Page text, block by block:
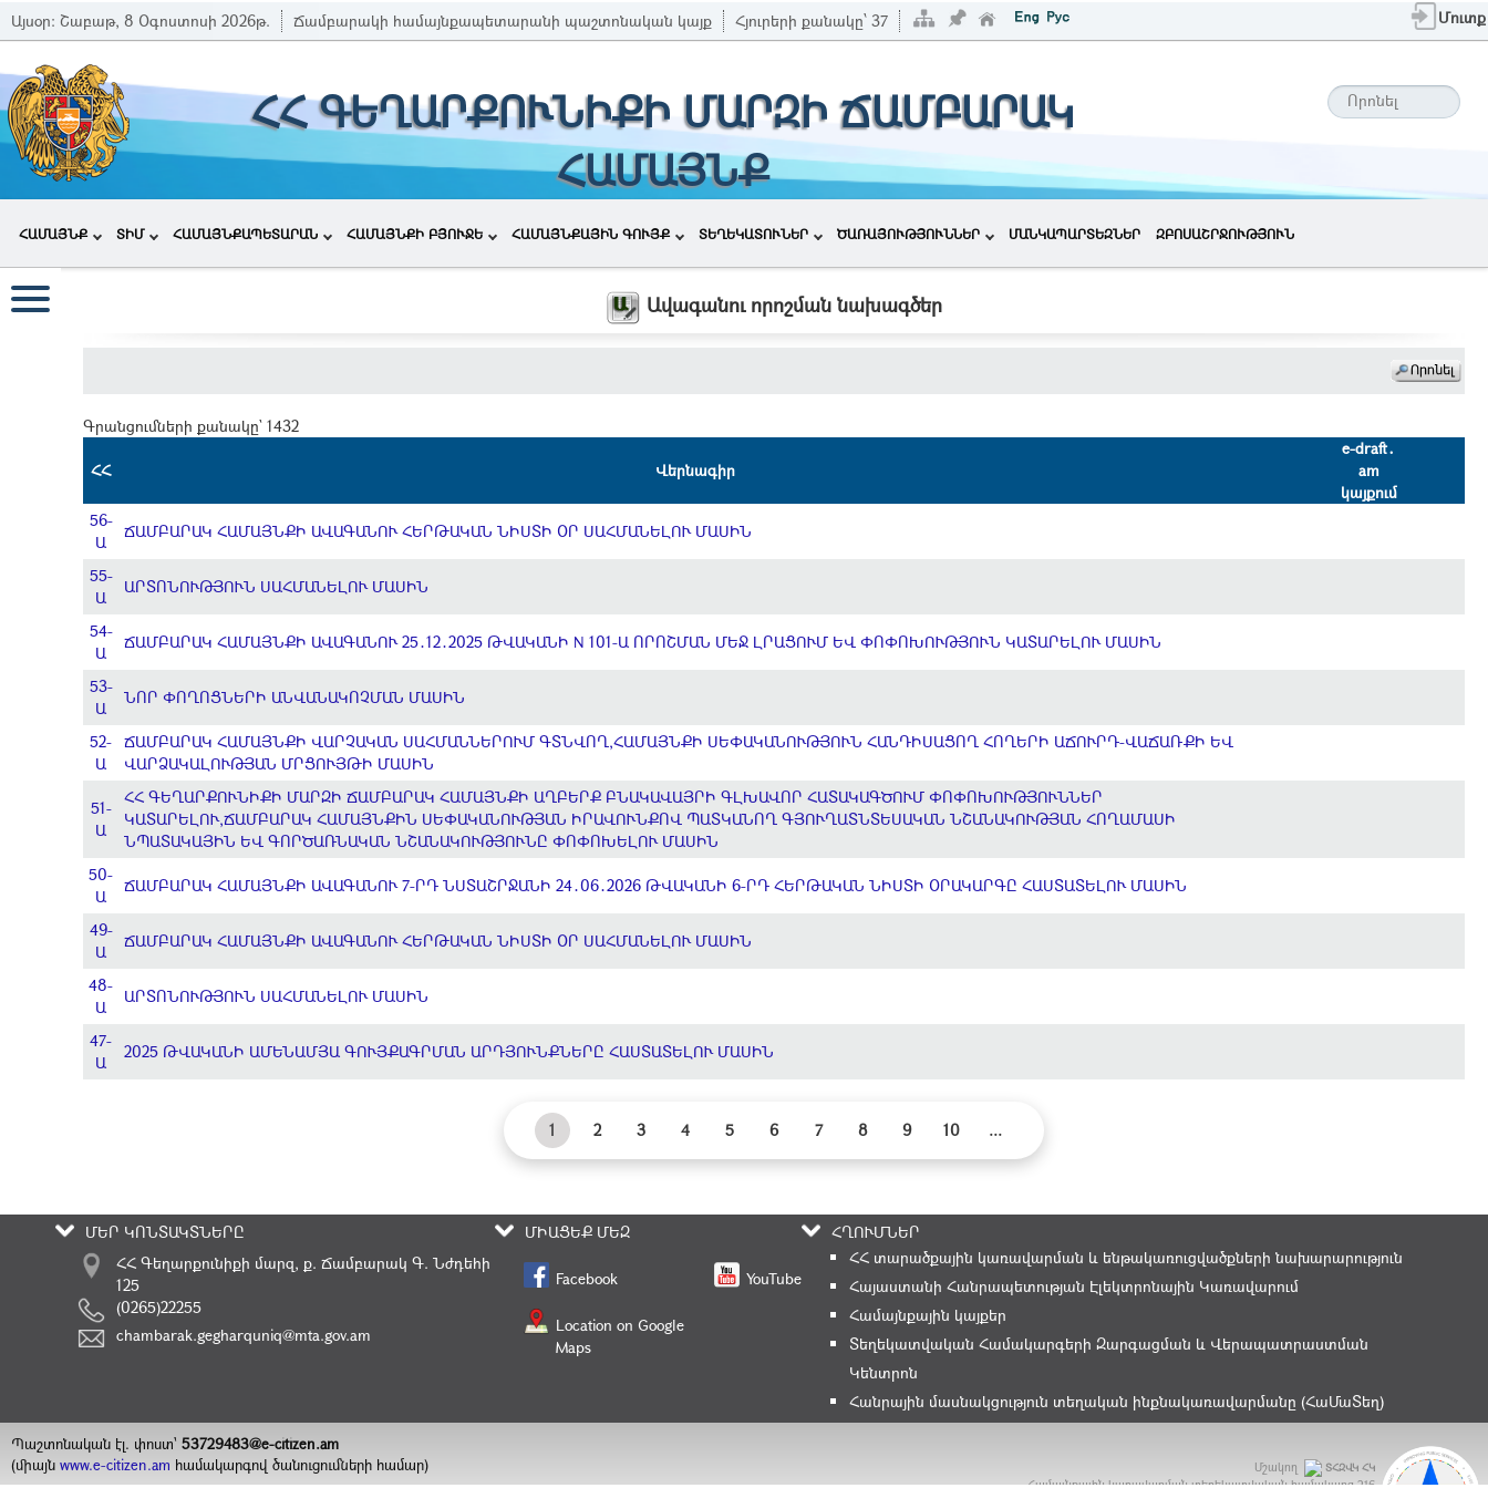
Այսօր: Շաբաթ, 8 Օգոստոսի 2026թ. Ճամբարակի համայնքապետարանի պաշտոնական կայք Հյուրերի քանակը՝ 37 Մուտք
ՀՀ ԳԵՂԱՐՔՈՒՆԻՔԻ ՄԱՐԶԻ ՃԱՄԲԱՐԱԿ
ՀԱՄԱՅՆՔ
ՀԱՄԱՅՆՔ ՏԻՄ ՀԱՄԱՅՆՔԱՊԵՏԱՐԱՆ ՀԱՄԱՅՆՔԻ ԲՅՈՒՋԵ ՀԱՄԱՅՆՔԱՅԻՆ ԳՈՒՅՔ ՏԵՂԵԿԱՏՈՒՆԵՐ ԾԱՌԱՅՈՒԹՅՈՒՆՆԵՐ ՄԱՆԿԱՊԱՐՏԵԶՆԵՐ ԶԲՈՍԱՇՐՋՈՒԹՅՈՒՆ
Ավագանու որոշման նախագծեր
Գրանցումների քանակը` 1432
ՀՀ Վերնագիր
e-draft․
am
կայքում
56-
Ա
ՃԱՄԲԱՐԱԿ ՀԱՄԱՅՆՔԻ ԱՎԱԳԱՆՈՒ ՀԵՐԹԱԿԱՆ ՆԻՍՏԻ ՕՐ ՍԱՀՄԱՆԵԼՈՒ ՄԱՍԻՆ
55-
Ա
ԱՐՏՈՆՈՒԹՅՈՒՆ ՍԱՀՄԱՆԵԼՈՒ ՄԱՍԻՆ
54-
Ա
ՃԱՄԲԱՐԱԿ ՀԱՄԱՅՆՔԻ ԱՎԱԳԱՆՈՒ 25․12․2025 ԹՎԱԿԱՆԻ N 101-Ա ՈՐՈՇՄԱՆ ՄԵՋ ԼՐԱՑՈՒՄ ԵՎ ՓՈՓՈԽՈՒԹՅՈՒՆ ԿԱՏԱՐԵԼՈՒ ՄԱՍԻՆ
53-
Ա
ՆՈՐ ՓՈՂՈՑՆԵՐԻ ԱՆՎԱՆԱԿՈՉՄԱՆ ՄԱՍԻՆ
52-
Ա
ՃԱՄԲԱՐԱԿ ՀԱՄԱՅՆՔԻ ՎԱՐՉԱԿԱՆ ՍԱՀՄԱՆՆԵՐՈՒՄ ԳՏՆՎՈՂ,ՀԱՄԱՅՆՔԻ ՍԵՓԱԿԱՆՈՒԹՅՈՒՆ ՀԱՆԴԻՍԱՑՈՂ ՀՈՂԵՐԻ ԱՃՈՒՐԴ-ՎԱՃԱՌՔԻ ԵՎ
ՎԱՐՁԱԿԱԼՈՒԹՅԱՆ ՄՐՑՈՒՅԹԻ ՄԱՍԻՆ
51-
Ա
ՀՀ ԳԵՂԱՐՔՈՒՆԻՔԻ ՄԱՐԶԻ ՃԱՄԲԱՐԱԿ ՀԱՄԱՅՆՔԻ ԱՂԲԵՐՔ ԲՆԱԿԱՎԱՅՐԻ ԳԼԽԱՎՈՐ ՀԱՏԱԿԱԳԾՈՒՄ ՓՈՓՈԽՈՒԹՅՈՒՆՆԵՐ
ԿԱՏԱՐԵԼՈՒ,ՃԱՄԲԱՐԱԿ ՀԱՄԱՅՆՔԻՆ ՍԵՓԱԿԱՆՈՒԹՅԱՆ ԻՐԱՎՈՒՆՔՈՎ ՊԱՏԿԱՆՈՂ ԳՅՈՒՂԱՏՆՏԵՍԱԿԱՆ ՆՇԱՆԱԿՈՒԹՅԱՆ ՀՈՂԱՄԱՍԻ
ՆՊԱՏԱԿԱՅԻՆ ԵՎ ԳՈՐԾԱՌՆԱԿԱՆ ՆՇԱՆԱԿՈՒԹՅՈՒՆԸ ՓՈՓՈԽԵԼՈՒ ՄԱՍԻՆ
50-
Ա
ՃԱՄԲԱՐԱԿ ՀԱՄԱՅՆՔԻ ԱՎԱԳԱՆՈՒ 7-ՐԴ ՆՍՏԱՇՐՋԱՆԻ 24․06․2026 ԹՎԱԿԱՆԻ 6-ՐԴ ՀԵՐԹԱԿԱՆ ՆԻՍՏԻ ՕՐԱԿԱՐԳԸ ՀԱՍՏԱՏԵԼՈՒ ՄԱՍԻՆ
49-
Ա
ՃԱՄԲԱՐԱԿ ՀԱՄԱՅՆՔԻ ԱՎԱԳԱՆՈՒ ՀԵՐԹԱԿԱՆ ՆԻՍՏԻ ՕՐ ՍԱՀՄԱՆԵԼՈՒ ՄԱՍԻՆ
48-
Ա
ԱՐՏՈՆՈՒԹՅՈՒՆ ՍԱՀՄԱՆԵԼՈՒ ՄԱՍԻՆ
47-
Ա
2025 ԹՎԱԿԱՆԻ ԱՄԵՆԱՄՅԱ ԳՈՒՅՔԱԳՐՄԱՆ ԱՐԴՅՈՒՆՔՆԵՐԸ ՀԱՍՏԱՏԵԼՈՒ ՄԱՍԻՆ
1 2 3 4 5 6 7 8 9 10 ...
ՄԵՐ ԿՈՆՏԱԿՏՆԵՐԸ ՄԻԱՑԵՔ ՄԵԶ
ՀՂՈՒՄՆԵՐ
ՀՀ Գեղարքունիքի մարզ, ք. Ճամբարակ Գ. Նժդեհի
125
(0265)22255
chambarak.gegharquniq@mta.gov.am
Facebook
Location on Google
Maps
YouTube
ՀՀ տարածքային կառավարման և ենթակառուցվածքների նախարարություն
Հայաստանի Հանրապետության Էլեկտրոնային Կառավարում
Համայնքային կայքեր
Տեղեկատվական Համակարգերի Զարգացման և Վերապատրաստման
Կենտրոն
Հանրային մասնակցություն տեղական ինքնակառավարմանը (ՀաՄաՏեղ)
Պաշտոնական էլ. փոստ` 53729483@e-citizen.am
(միայն www.e-citizen.am համակարգով ծանուցումների համար) Մշակող ՏՀԶՎԿ ՀԿ